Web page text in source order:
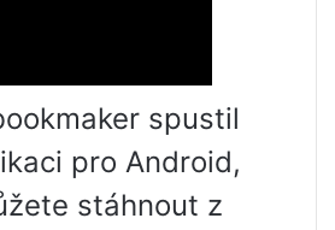
spustil
pro Android,
stáhnout z